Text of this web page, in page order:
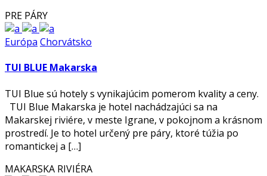
PRE PÁRY
Európa Chorvátsko
TUI BLUE Makarska
TUI Blue sú hotely s vynikajúcim pomerom kvality a ceny.
TUI Blue Makarska je hotel nachádzajúci sa na
Makarskej riviére, v meste Igrane, v pokojnom a krásnom
prostredí. Je to hotel určený pre páry, ktoré túžia po
romantickej a […]
MAKARSKA RIVIÉRA